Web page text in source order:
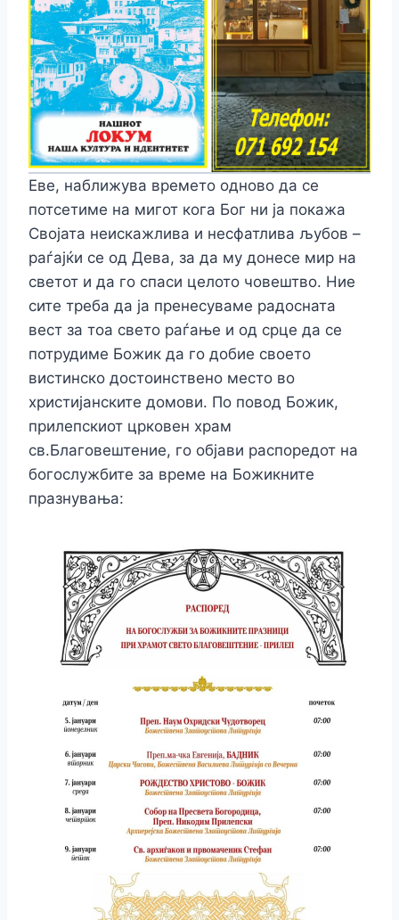
Еве, наближува времето одново да се
потсетиме на мигот кога Бог ни ја покажа
Својата неискажлива и несфатлива љубов –
раѓајќи се од Дева, за да му донесе мир на
светот и да го спаси целото човештво. Ние
сите треба да ја пренесуваме радосната
вест за тоа свето раѓање и од срце да се
потрудиме Божик да го добие своето
вистинско достоинствено место во
христијанските домови. По повод Божик,
прилепскиот црковен храм
св.Благовештение, го објави распоредот на
богослужбите за време на Божикните
празнувања: